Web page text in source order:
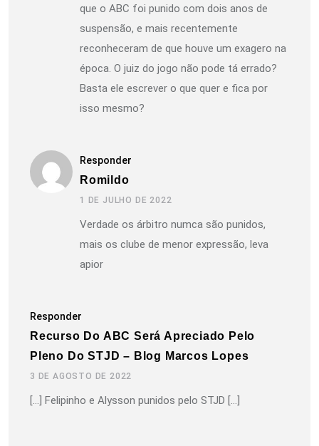
que o ABC foi punido com dois anos de
suspensão, e mais recentemente
reconheceram de que houve um exagero na
época. O juiz do jogo não pode tá errado?
Basta ele escrever o que quer e fica por
isso mesmo?
Responder
Romildo
1 DE JULHO DE 2022
Verdade os árbitro numca são punidos,
mais os clube de menor expressão, leva
apior
Responder
Recurso Do ABC Será Apreciado Pelo
Pleno Do STJD – Blog Marcos Lopes
3 DE AGOSTO DE 2022
[…] Felipinho e Alysson punidos pelo STJD […]